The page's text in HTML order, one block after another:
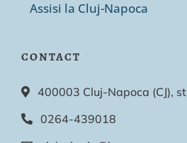
Assisi la Cluj-Napoca
CONTACT
400003 Cluj-Napoca (CJ),
0264-439018